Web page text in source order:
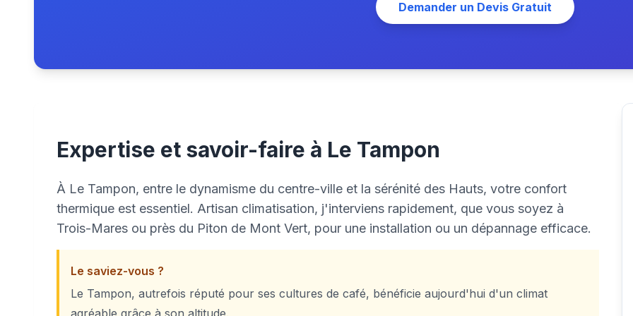
Demander un Devis Gratuit
Expertise et savoir-faire à Le Tampon
À Le Tampon, entre le dynamisme du centre-ville et la sérénité des Hauts, votre confort
thermique est essentiel. Artisan climatisation, j'interviens rapidement, que vous soyez à
Trois-Mares ou près du Piton de Mont Vert, pour une installation ou un dépannage efficace.
Le saviez-vous ?
Le Tampon, autrefois réputé pour ses cultures de café, bénéficie aujourd'hui d'un climat
agréable grâce à son altitude.